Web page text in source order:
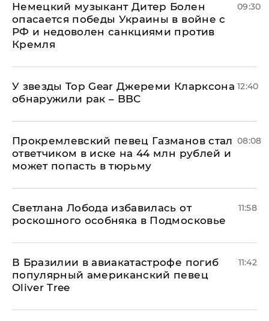
Немецкий музыкант Дитер Болен
опасается победы Украины в войне с
РФ и недоволен санкциями против
Кремля
09:30
У звезды Top Gear Джереми Кларксона
обнаружили рак – BBC
12:40
Прокремлевский певец Газманов стал
ответчиком в иске на 44 млн рублей и
может попасть в тюрьму
08:08
Светлана Лобода избавилась от
роскошного особняка в Подмосковье
11:58
В Бразилии в авиакатастрофе погиб
популярный американский певец
Oliver Tree
11:42